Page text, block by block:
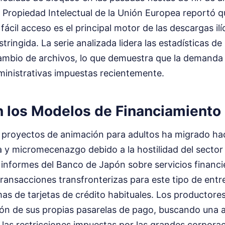
Intelectual de la Unión Europea reportó
acceso es el principal motor de las descargas
La serie analizada lidera las estadísticas de
de archivos, lo que demuestra que la
impuestas recientemente.
los Modelos de
de animación para adultos ha migrado
y micromecenazgo debido a la hostilidad del
del Banco de Japón sobre servicios
transfronterizas para este tipo de
de tarjetas de crédito habituales. Los
de sus propias pasarelas de pago, buscando una